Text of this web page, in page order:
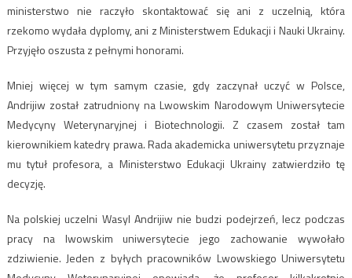
ministerstwo nie raczyło skontaktować się ani z uczelnią, która
rzekomo wydała dyplomy, ani z Ministerstwem Edukacji i Nauki Ukrainy.
Przyjęło oszusta z pełnymi honorami.
Mniej więcej w tym samym czasie, gdy zaczynał uczyć w Polsce,
Andrijiw został zatrudniony na Lwowskim Narodowym Uniwersytecie
Medycyny Weterynaryjnej i Biotechnologii. Z czasem został tam
kierownikiem katedry prawa. Rada akademicka uniwersytetu przyznaje
mu tytuł profesora, a Ministerstwo Edukacji Ukrainy zatwierdziło tę
decyzję.
Na polskiej uczelni Wasyl Andrijiw nie budzi podejrzeń, lecz podczas
pracy na lwowskim uniwersytecie jego zachowanie wywołało
zdziwienie. Jeden z byłych pracowników Lwowskiego Uniwersytetu